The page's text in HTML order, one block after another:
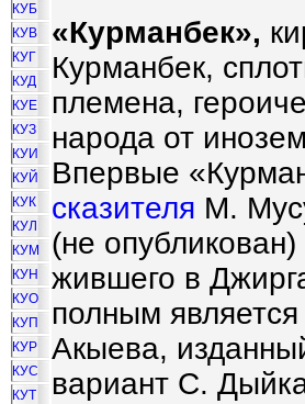
КУБ
КУВ
КУГ
КУД
КУЕ
КУЗ
КУИ
КУЙ
КУК
КУЛ
КУМ
КУН
КУО
КУП
КУР
КУС
КУТ
«Курманбек»,
Курманбек,
племена,
народа от
Впервые
сказителя М.
(не
жившего в
полным является
Акыева,
вариант С.